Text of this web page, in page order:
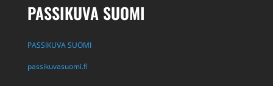
PASSIKUVA SUOMI
PASSIKUVA SUOMI
passikuvasuomi.fi